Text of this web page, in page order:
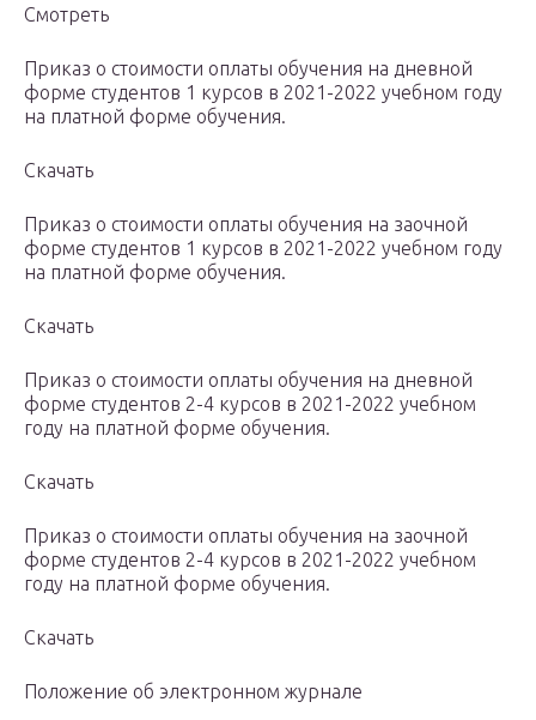
Смотреть
Приказ о стоимости оплаты обучения на дневной
форме студентов 1 курсов в 2021-2022 учебном году
на платной форме обучения.
Скачать
Приказ о стоимости оплаты обучения на заочной
форме студентов 1 курсов в 2021-2022 учебном году
на платной форме обучения.
Скачать
Приказ о стоимости оплаты обучения на дневной
форме студентов 2-4 курсов в 2021-2022 учебном
году на платной форме обучения.
Скачать
Приказ о стоимости оплаты обучения на заочной
форме студентов 2-4 курсов в 2021-2022 учебном
году на платной форме обучения.
Скачать
Положение об электронном журнале